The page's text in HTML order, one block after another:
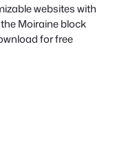
websites with
Moiraine block
for free